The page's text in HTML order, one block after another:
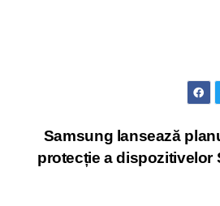
Samsung lansează
protecție a dispozitivelor